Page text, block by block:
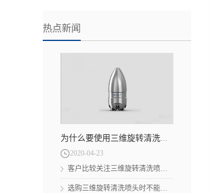
热点新闻
为什么要使用三维旋转清洗喷头
2020-04-23
客户比较关注三维旋转清洗喷头的哪些方面
选购三维旋转清洗喷头时不能忽略的事项有哪些